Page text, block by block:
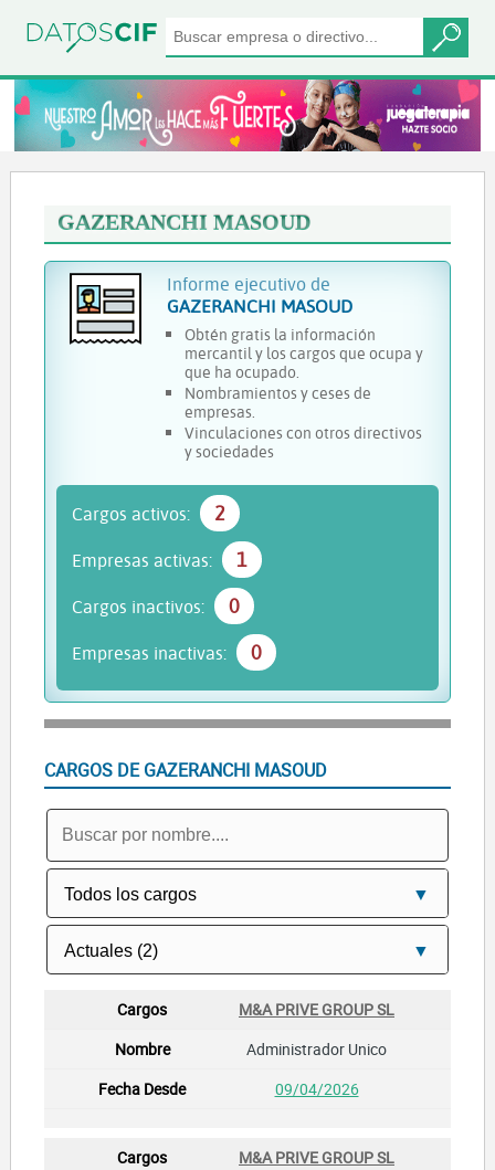
GAZERANCHI MASOUD
Informe ejecutivo de
GAZERANCHI MASOUD
Obtén gratis la información
mercantil y los cargos que ocupa y
que ha ocupado.
Nombramientos y ceses de
empresas.
Vinculaciones con otros directivos
y sociedades
Cargos activos: 2
Empresas activas: 1
Cargos inactivos: 0
Empresas inactivas: 0
CARGOS DE GAZERANCHI MASOUD
M&A PRIVE GROUP SL
Administrador Unico
09/04/2026
M&A PRIVE GROUP SL